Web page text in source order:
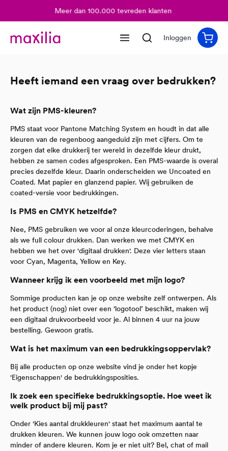
Meer dan 100.000 tevreden klanten
Inloggen
Heeft iemand een vraag over bedrukken?
Wat zijn PMS-kleuren?
PMS staat voor Pantone Matching System en houdt in dat alle
kleuren van de regenboog aangeduid zijn met cijfers. Om te
zorgen dat elke drukkerij ter wereld in dezelfde kleur drukt,
hebben ze samen codes afgesproken. Een PMS-waarde is overal
precies dezelfde kleur. Daarin onderscheiden we Uncoated en
Coated. Mat papier en glanzend papier. Wij gebruiken de
coated-versie voor bedrukkingen.
Is PMS en CMYK hetzelfde?
Nee, PMS gebruiken we voor al onze kleurcoderingen, behalve
als we full colour drukken. Dan werken we met CMYK en
hebben we het over 'digitaal drukken'. Deze vier letters staan
voor Cyan, Magenta, Yellow en Key.
Wanneer krijg ik een voorbeeld met mijn logo?
Sommige producten kan je op onze website zelf ontwerpen. Als
het product (nog) niet over een ‘logotool’ beschikt, maken wij
een digitaal drukvoorbeeld voor je. Al binnen 4 uur na jouw
bestelling. Gewoon gratis.
Wat is het maximum van een bedrukkingsoppervlak?
Bij alle producten op onze website vind je onder het kopje
'Eigenschappen' de bedrukkingsposities.
Ik zoek een specifieke bedrukkingsoptie. Hoe weet ik
welk product bij mij past?
Onder 'Kies aantal drukkleuren' staat het maximum aantal te
drukken kleuren. We kunnen jouw logo ook omzetten naar
minder of andere kleuren. Kom je er niet uit? Bel, chat of mail